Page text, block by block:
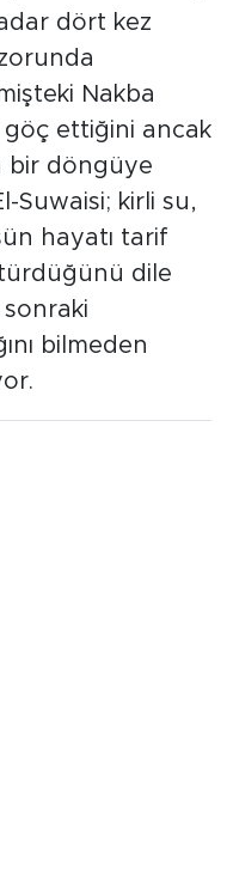
dört kez
Nakba
göç ettiğini ancak
bir döngüye
Suwaisi; kirli su,
hayatı tarif
dile
bilmeden